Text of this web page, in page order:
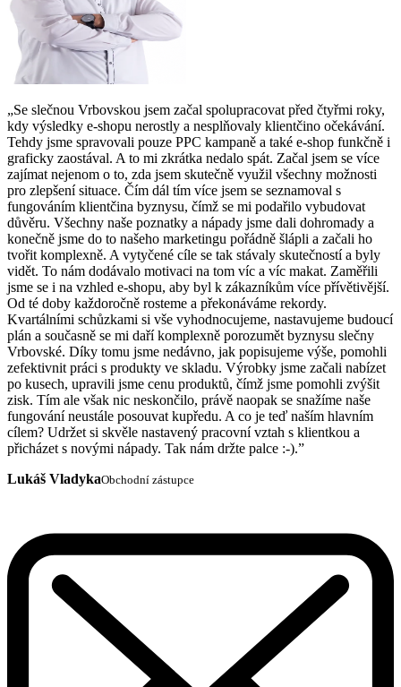
„Se slečnou Vrbovskou jsem začal spolupracovat před čtyřmi roky,
kdy výsledky e-shopu nerostly a nesplňovaly klientčino očekávání.
Tehdy jsme spravovali pouze PPC kampaně a také e-shop funkčně i
graficky zaostával. A to mi zkrátka nedalo spát. Začal jsem se více
zajímat nejenom o to, zda jsem skutečně využil všechny možnosti
pro zlepšení situace. Čím dál tím více jsem se seznamoval s
fungováním klientčina byznysu, čímž se mi podařilo vybudovat
důvěru. Všechny naše poznatky a nápady jsme dali dohromady a
konečně jsme do to našeho marketingu pořádně šlápli a začali ho
tvořit komplexně. A vytyčené cíle se tak stávaly skutečností a byly
vidět. To nám dodávalo motivaci na tom víc a víc makat. Zaměřili
jsme se i na vzhled e-shopu, aby byl k zákazníkům více přívětivější.
Od té doby každoročně rosteme a překonáváme rekordy.
Kvartálními schůzkami si vše vyhodnocujeme, nastavujeme budoucí
plán a současně se mi daří komplexně porozumět byznysu slečny
Vrbovské. Díky tomu jsme nedávno, jak popisujeme výše, pomohli
zefektivnit práci s produkty ve skladu. Výrobky jsme začali nabízet
po kusech, upravili jsme cenu produktů, čímž jsme pomohli zvýšit
zisk. Tím ale však nic neskončilo, právě naopak se snažíme naše
fungování neustále posouvat kupředu. A co je teď naším hlavním
cílem? Udržet si skvěle nastavený pracovní vztah s klientkou a
přicházet s novými nápady. Tak nám držte palce :-).”
Lukáš VladykaObchodní zástupce